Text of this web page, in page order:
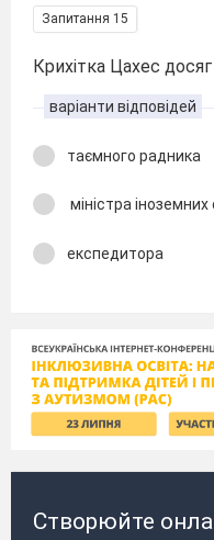
Запитання 15
Крихітка Цахес
варіанти відповідей
таємного радника
міністра
експедитора
Створюйте